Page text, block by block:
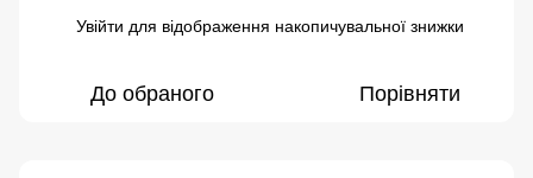
Увійти для відображення накопичувальної знижки
До обраного Порівняти